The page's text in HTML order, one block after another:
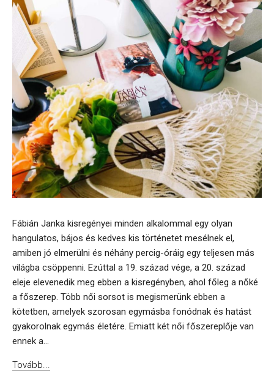
Fábián Janka kisregényei minden alkalommal egy olyan
hangulatos, bájos és kedves kis történetet mesélnek el,
amiben jó elmerülni és néhány percig-óráig egy teljesen más
világba csöppenni. Ezúttal a 19. század vége, a 20. század
eleje elevenedik meg ebben a kisregényben, ahol főleg a nőké
a főszerep. Több női sorsot is megismerünk ebben a
kötetben, amelyek szorosan egymásba fonódnak és hatást
gyakorolnak egymás életére. Emiatt két női főszereplője van
ennek a...
Tovább...